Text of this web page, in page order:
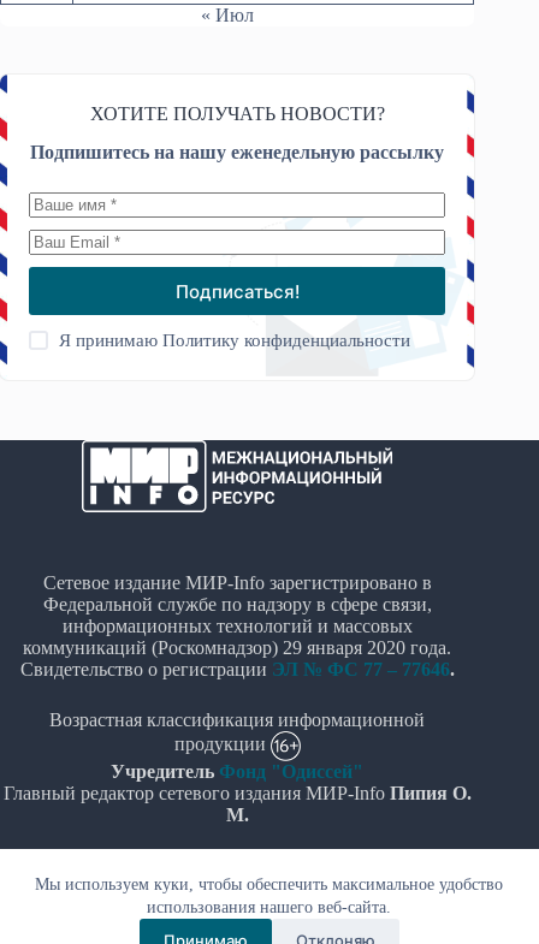
Мы используем куки, чтобы обеспечить максимальное удобство
использования нашего веб-сайта.
Принимаю Отклоняю
« Июл
ХОТИТЕ ПОЛУЧАТЬ НОВОСТИ?
Подпишитесь на нашу еженедельную рассылку
Подписаться!
Я принимаюПолитику конфиденциальности
Сетевое издание МИР-Info зарегистрировано в
Федеральной службе по надзору в сфере связи,
информационных технологий и массовых
коммуникаций (Роскомнадзор) 29 января 2020 года.
Свидетельство о регистрации ЭЛ № ФС 77 – 77646.
Возрастная классификация информационной
продукции
Учредитель Фонд "Одиссей"
Главный редактор сетевого издания МИР-Info Пипия О.
М.
данных
© Все права защищены 2020-2026г. - "МИР-Info"